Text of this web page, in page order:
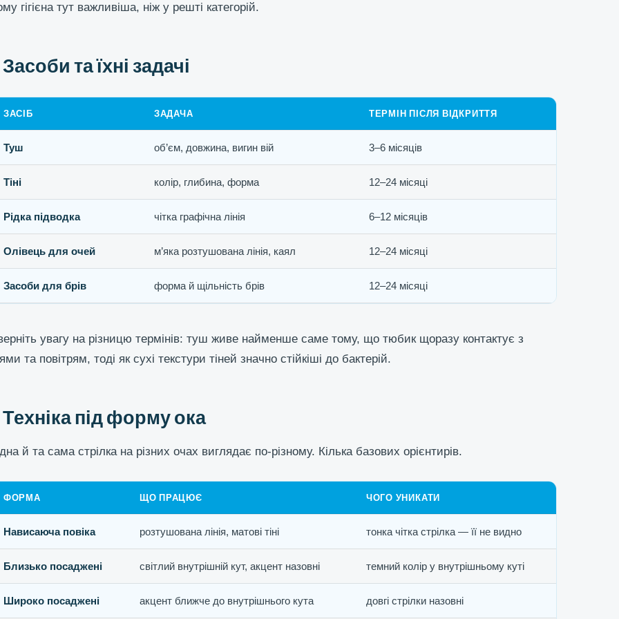
гігієна тут важливіша, ніж у решті категорій.
Засоби та їхні задачі
ЗАСІБ ЗАДАЧА ТЕРМІН ПІСЛЯ ВІДКРИТТЯ
Туш об’єм, довжина, вигин вій 3–6 місяців
Тіні колір, глибина, форма 12–24 місяці
Рідка підводка чітка графічна лінія 6–12 місяців
Олівець для очей м’яка розтушована лінія, каял 12–24 місяці
Засоби для брів форма й щільність брів 12–24 місяці
увагу на різницю термінів: туш живе найменше саме тому, що тюбик щоразу контактує з
та повітрям, тоді як сухі текстури тіней значно стійкіші до бактерій.
Техніка під форму ока
й та сама стрілка на різних очах виглядає по-різному. Кілька базових орієнтирів.
ФОРМА ЩО ПРАЦЮЄ ЧОГО УНИКАТИ
Нависаюча повіка розтушована лінія, матові тіні тонка чітка стрілка — її не видно
Близько посаджені світлий внутрішній кут, акцент назовні темний колір у внутрішньому куті
Широко посаджені акцент ближче до внутрішнього кута довгі стрілки назовні